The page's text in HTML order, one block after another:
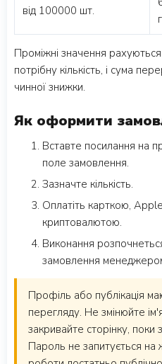
від 100000 шт.
Проміжні значення
потрібну кількість, і сума
чинної знижки.
Як оформити
Вставте посилання на
поле замовлення.
Зазначте кількість.
Оплатіть карткою,
криптовалютою.
Виконання
замовлення
Профіль або публікація
перегляду. Не змінюйте
закривайте сторінку, поки
Пароль не запитується